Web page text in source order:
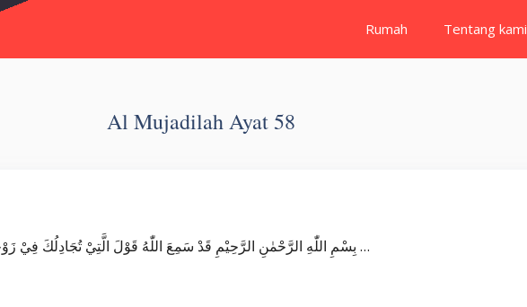
Rumah Tentang kami
Al Mujadilah Ayat 58
Surat Al Mujadilah بِسْمِ اللّٰهِ الرَّحْمٰنِ الرَّحِيْمِ قَدْ سَمِعَ اللّٰهُ قَوْلَ الَّتِيْ تُجَادِلُكَ فِيْ زَوْجِهَا وَتَشْتَكِيْٓ اِلَى اللّٰهِ ۖوَاللّٰهُ يَسْمَعُ …